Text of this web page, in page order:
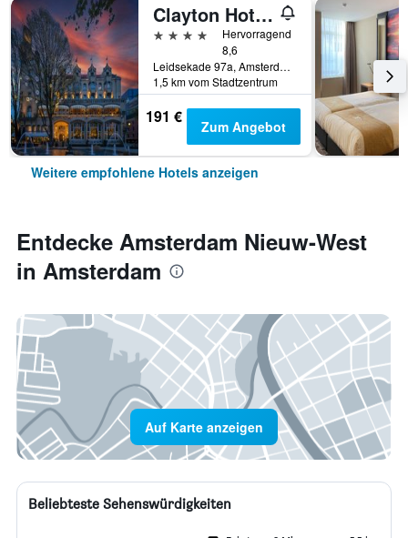
Clayton Hotel Amsterdam American
4 Sterne
Hervorragend
8,6
Leidsekade 97a, Amsterdam, Provinz Nordholland, Niederlande
1,5 km vom Stadtzentrum
191 € Zum Angebot
Weitere empfohlene Hotels anzeigen
Entdecke Amsterdam Nieuw-West
in Amsterdam
Auf Karte anzeigen
Beliebteste Sehenswürdigkeiten